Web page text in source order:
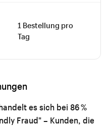
1 Bestellung pro
Tag
es sich bei 86 %
Fraud" – Kunden, die